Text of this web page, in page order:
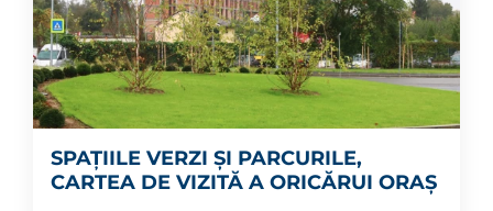
SPAŢIILE VERZI ȘI PARCURILE,
CARTEA DE VIZITĂ A ORICĂRUI ORAŞ